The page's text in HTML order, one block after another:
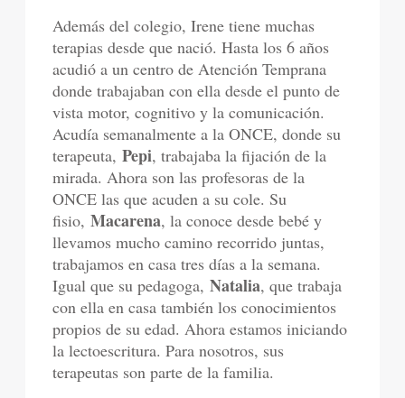
Además del colegio, Irene tiene muchas
terapias desde que nació. Hasta los 6 años
acudió a un centro de Atención Temprana
donde trabajaban con ella desde el punto de
vista motor, cognitivo y la comunicación.
Acudía semanalmente a la ONCE, donde su
terapeuta,Pepi, trabajaba la fijación de la
mirada. Ahora son las profesoras de la
ONCE las que acuden a su cole. Su
fisio,Macarena, la conoce desde bebé y
llevamos mucho camino recorrido juntas,
trabajamos en casa tres días a la semana.
Igual que su pedagoga,Natalia, que trabaja
con ella en casa también los conocimientos
propios de su edad. Ahora estamos iniciando
la lectoescritura. Para nosotros, sus
terapeutas son parte de la familia.